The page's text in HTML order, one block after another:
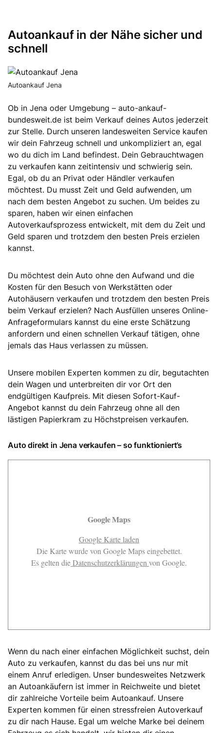
Autoankauf in der Nähe sicher und
schnell
Autoankauf Jena
Ob in Jena oder Umgebung – auto-ankauf-
bundesweit.de ist beim Verkauf deines Autos jederzeit
zur Stelle. Durch unseren landesweiten Service kaufen
wir dein Fahrzeug schnell und unkompliziert an, egal
wo du dich im Land befindest. Dein Gebrauchtwagen
zu verkaufen kann zeitintensiv und schwierig sein.
Egal, ob du an Privat oder Händler verkaufen
möchtest. Du musst Zeit und Geld aufwenden, um
nach dem besten Angebot zu suchen. Um beides zu
sparen, haben wir einen einfachen
Autoverkaufsprozess entwickelt, mit dem du Zeit und
Geld sparen und trotzdem den besten Preis erzielen
kannst.
Du möchtest dein Auto ohne den Aufwand und die
Kosten für den Besuch von Werkstätten oder
Autohäusern verkaufen und trotzdem den besten Preis
beim Verkauf erzielen? Nach Ausfüllen unseres Online-
Anfrageformulars kannst du eine erste Schätzung
anfordern und einen schnellen Verkauf tätigen, ohne
jemals das Haus verlassen zu müssen.
Unsere mobilen Experten kommen zu dir, begutachten
dein Wagen und unterbreiten dir vor Ort den
endgültigen Kaufpreis. Mit diesen Sofort-Kauf-
Angebot kannst du dein Fahrzeug ohne all den
lästigen Papierkram zu Höchstpreisen verkaufen.
Auto direkt in Jena verkaufen – so funktioniert’s
Google Maps
Google Karte laden
Die Karte wurde von Google Maps eingebettet.
Es gelten dieDatenschutzerklärungen von Google.
Wenn du nach einer einfachen Möglichkeit suchst, dein
Auto zu verkaufen, kannst du das bei uns nur mit
einem Anruf erledigen. Unser bundesweites Netzwerk
an Autoankäufern ist immer in Reichweite und bietet
dir zahlreiche Vorteile beim Autoankauf. Unsere
Experten kommen für einen stressfreien Autoverkauf
zu dir nach Hause. Egal um welche Marke bei deinem